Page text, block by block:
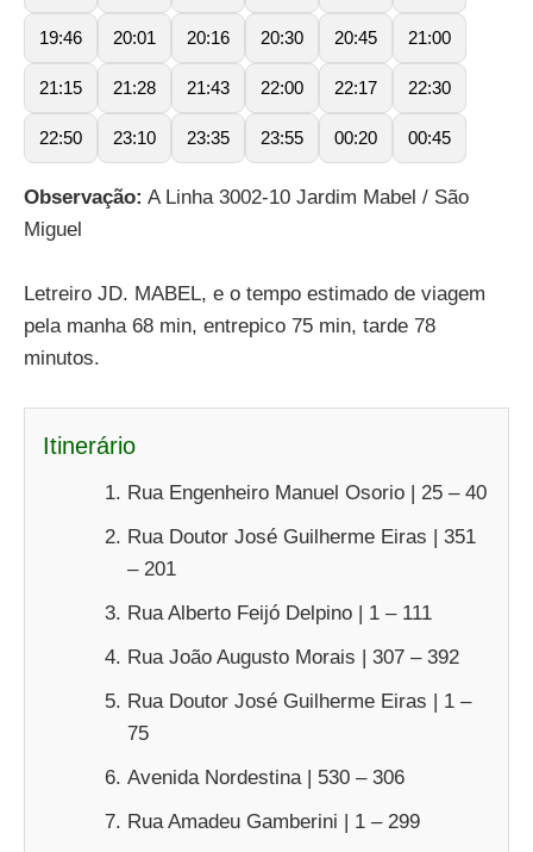
19:46 20:01 20:16 20:30 20:45 21:00
21:15 21:28 21:43 22:00 22:17 22:30
22:50 23:10 23:35 23:55 00:20 00:45
Observação: A Linha 3002-10 Jardim Mabel / São
Miguel
Letreiro JD. MABEL, e o tempo estimado de viagem
pela manha 68 min, entrepico 75 min, tarde 78
minutos.
Itinerário
Rua Engenheiro Manuel Osorio | 25 – 40
Rua Doutor José Guilherme Eiras | 351
– 201
Rua Alberto Feijó Delpino | 1 – 111
Rua João Augusto Morais | 307 – 392
Rua Doutor José Guilherme Eiras | 1 –
75
Avenida Nordestina | 530 – 306
Rua Amadeu Gamberini | 1 – 299